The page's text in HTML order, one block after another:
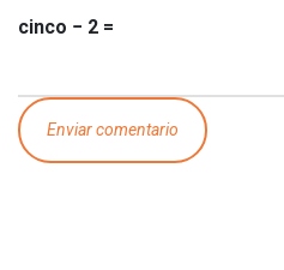
cinco − 2 =